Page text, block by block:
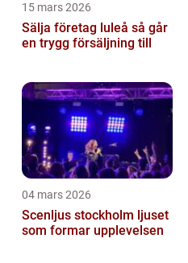
15 mars 2026
Sälja företag luleå så går
en trygg försäljning till
04 mars 2026
Scenljus stockholm ljuset
som formar upplevelsen